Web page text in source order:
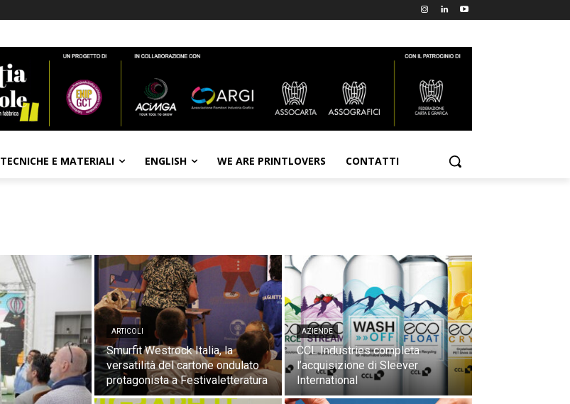
TECNICHE E MATERIALI ENGLISH WE ARE PRINTLOVERS CONTATTI
ARTICOLI
Smurfit Westrock Italia, la
versatilità del cartone ondulato
protagonista a Festivaletteratura
AZIENDE
CCL Industries completa
l’acquisizione di Sleever
International